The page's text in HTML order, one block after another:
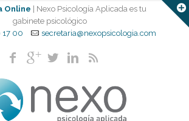
Online
| Nexo Psicología Aplicada es tu
gabinete psicológico
17 00
secretaria@nexopsicologia.com